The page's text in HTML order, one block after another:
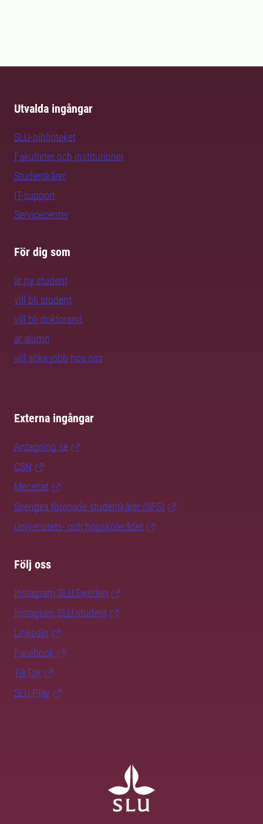
Utvalda ingångar
SLU-biblioteket
Fakulteter och institutioner
Studentkårer
IT-support
Servicecenter
För dig som
är ny student
vill bli student
vill bli doktorand
är alumn
vill söka jobb hos oss
Externa ingångar
Antagning.se
CSN
Mecenat
Sveriges förenade studentkårer (SFS)
Universitets- och högskolerådet
Följ oss
Instagram SLU.Sweden
Instagram SLU.student
LinkedIn
Facebook
TikTok
SLU Play